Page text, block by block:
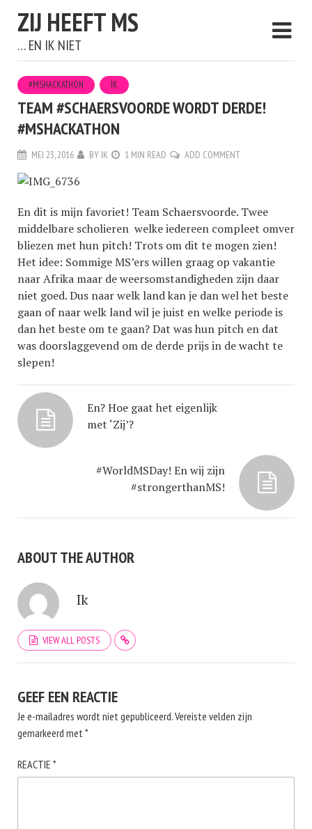
ZIJ HEEFT MS
… EN IK NIET
#MSHACKATHON IK
TEAM #SCHAERSVOORDE WORDT DERDE!
#MSHACKATHON
MEI 23, 2016 BY IK 1 MIN READ ADD COMMENT
En dit is mijn favoriet! Team Schaersvoorde. Twee
middelbare scholieren welke iedereen compleet omver
bliezen met hun pitch! Trots om dit te mogen zien!
Het idee: Sommige MS’ers willen graag op vakantie
naar Afrika maar de weersomstandigheden zijn daar
niet goed. Dus naar welk land kan je dan wel het beste
gaan of naar welk land wil je juist en welke periode is
dan het beste om te gaan? Dat was hun pitch en dat
was doorslaggevend om de derde prijs in de wacht te
slepen!
En? Hoe gaat het eigenlijk
met ‘Zij’?
#WorldMSDay! En wij zijn
#strongerthanMS!
ABOUT THE AUTHOR
Ik
VIEW ALL POSTS
GEEF EEN REACTIE
Je e-mailadres wordt niet gepubliceerd.Vereiste velden zijn
gemarkeerd met*
REACTIE *